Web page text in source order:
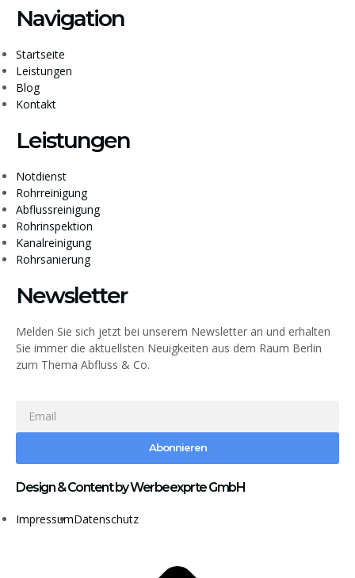
Navigation
Startseite
Leistungen
Blog
Kontakt
Leistungen
Notdienst
Rohrreinigung
Abflussreinigung
Rohrinspektion
Kanalreinigung
Rohrsanierung
Newsletter
Melden Sie sich jetzt bei unserem Newsletter an und erhalten
Sie immer die aktuellsten Neuigkeiten aus dem Raum Berlin
zum Thema Abfluss & Co.
Abonnieren
Design & Content by Werbeexprte GmbH
ImpressumDatenschutz